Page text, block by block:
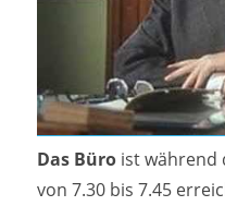
Das Büroist während
von 7.30 bis 7.45